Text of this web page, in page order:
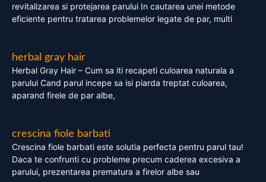
revitalizarea si protejarea parului In cautarea unei metode
eficiente pentru tratarea problemelor legate de par, multi
herbal gray hair
Herbal Gray Hair – Cum sa iti recapeti culoarea naturala a
parului Cand parul incepe sa isi piarda treptat culoarea,
aparand firele de par albe,
crescina fiole barbati
Crescina fiole barbati este solutia perfecta pentru parul tau!
Daca te confrunti cu probleme precum caderea excesiva a
parului, prezentarea prematura a firelor albe sau